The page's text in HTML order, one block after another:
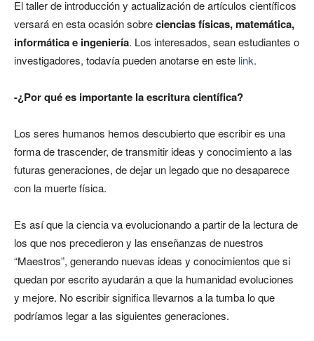
El taller de introducción y actualización de artículos científicos
versará en esta ocasión sobreciencias físicas, matemática,
informática e ingeniería. Los interesados, sean estudiantes o
investigadores, todavía pueden anotarse en este link.
-¿Por qué es importante la escritura científica?
Los seres humanos hemos descubierto que escribir es una
forma de trascender, de transmitir ideas y conocimiento a las
futuras generaciones, de dejar un legado que no desaparece
con la muerte física.
Es así que la ciencia va evolucionando a partir de la lectura de
los que nos precedieron y las enseñanzas de nuestros
“Maestros”, generando nuevas ideas y conocimientos que si
quedan por escrito ayudarán a que la humanidad evoluciones
y mejore. No escribir significa llevarnos a la tumba lo que
podríamos legar a las siguientes generaciones.